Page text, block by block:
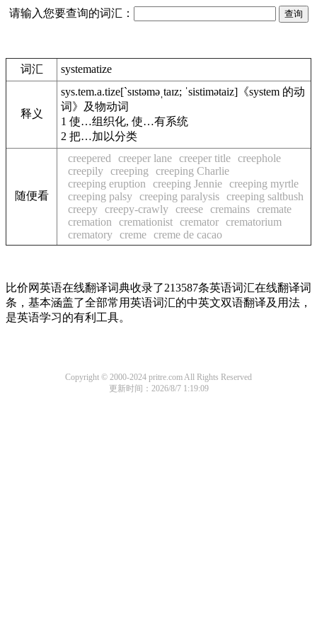
请输入您要查询的词汇：
词汇 systematize
释义
sys.tem.a.tize[`sɪstəməˌtaɪz; ˈsistimətaiz] 《system 的动
词》
及物动词
1 使…组织化, 使…有系统
2 把…加以分类
随便看
creepered creeper lane creeper title creephole
creepily creeping
creeping Charlie
creeping eruption
creeping Jennie creeping myrtle
creeping palsy creeping paralysis creeping saltbush
creepy creepy-crawly creese cremains cremate
cremation
cremationist cremator crematorium
crematory creme creme de cacao
比价网英语在线翻译词典收录了213587条英语词汇在线翻译词
条，基本涵盖了全部常用英语词汇的中英文双语翻译及用法，
是英语学习的有利工具。
Copyright © 2000-2024 pritre.com All Rights Reserved
更新时间：2026/8/7 1:19:09